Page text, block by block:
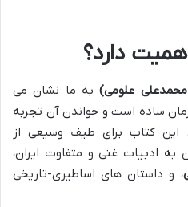
دارد؟
علومی)به ما نشان می
ساده است و خواندن آن تجربه
کتاب برای طیف وسیعی از
به ادبیات غنی و متفاوت ایران،
، و داستان های اساطیری-تاریخی